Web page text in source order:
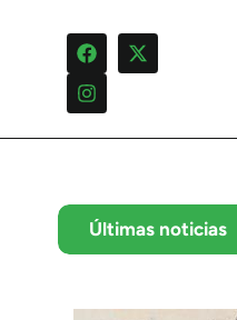
Últimas noticias
campaña de insultos por un